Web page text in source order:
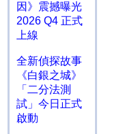
因》震撼曝光
2026 Q4 正式
上線
全新偵探故事
《白銀之城》
「二分法測
試」今日正式
啟動